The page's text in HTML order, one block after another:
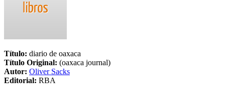
Título: diario de oaxaca
Título Original: (oaxaca journal)
Autor: Oliver Sacks
Editorial: RBA